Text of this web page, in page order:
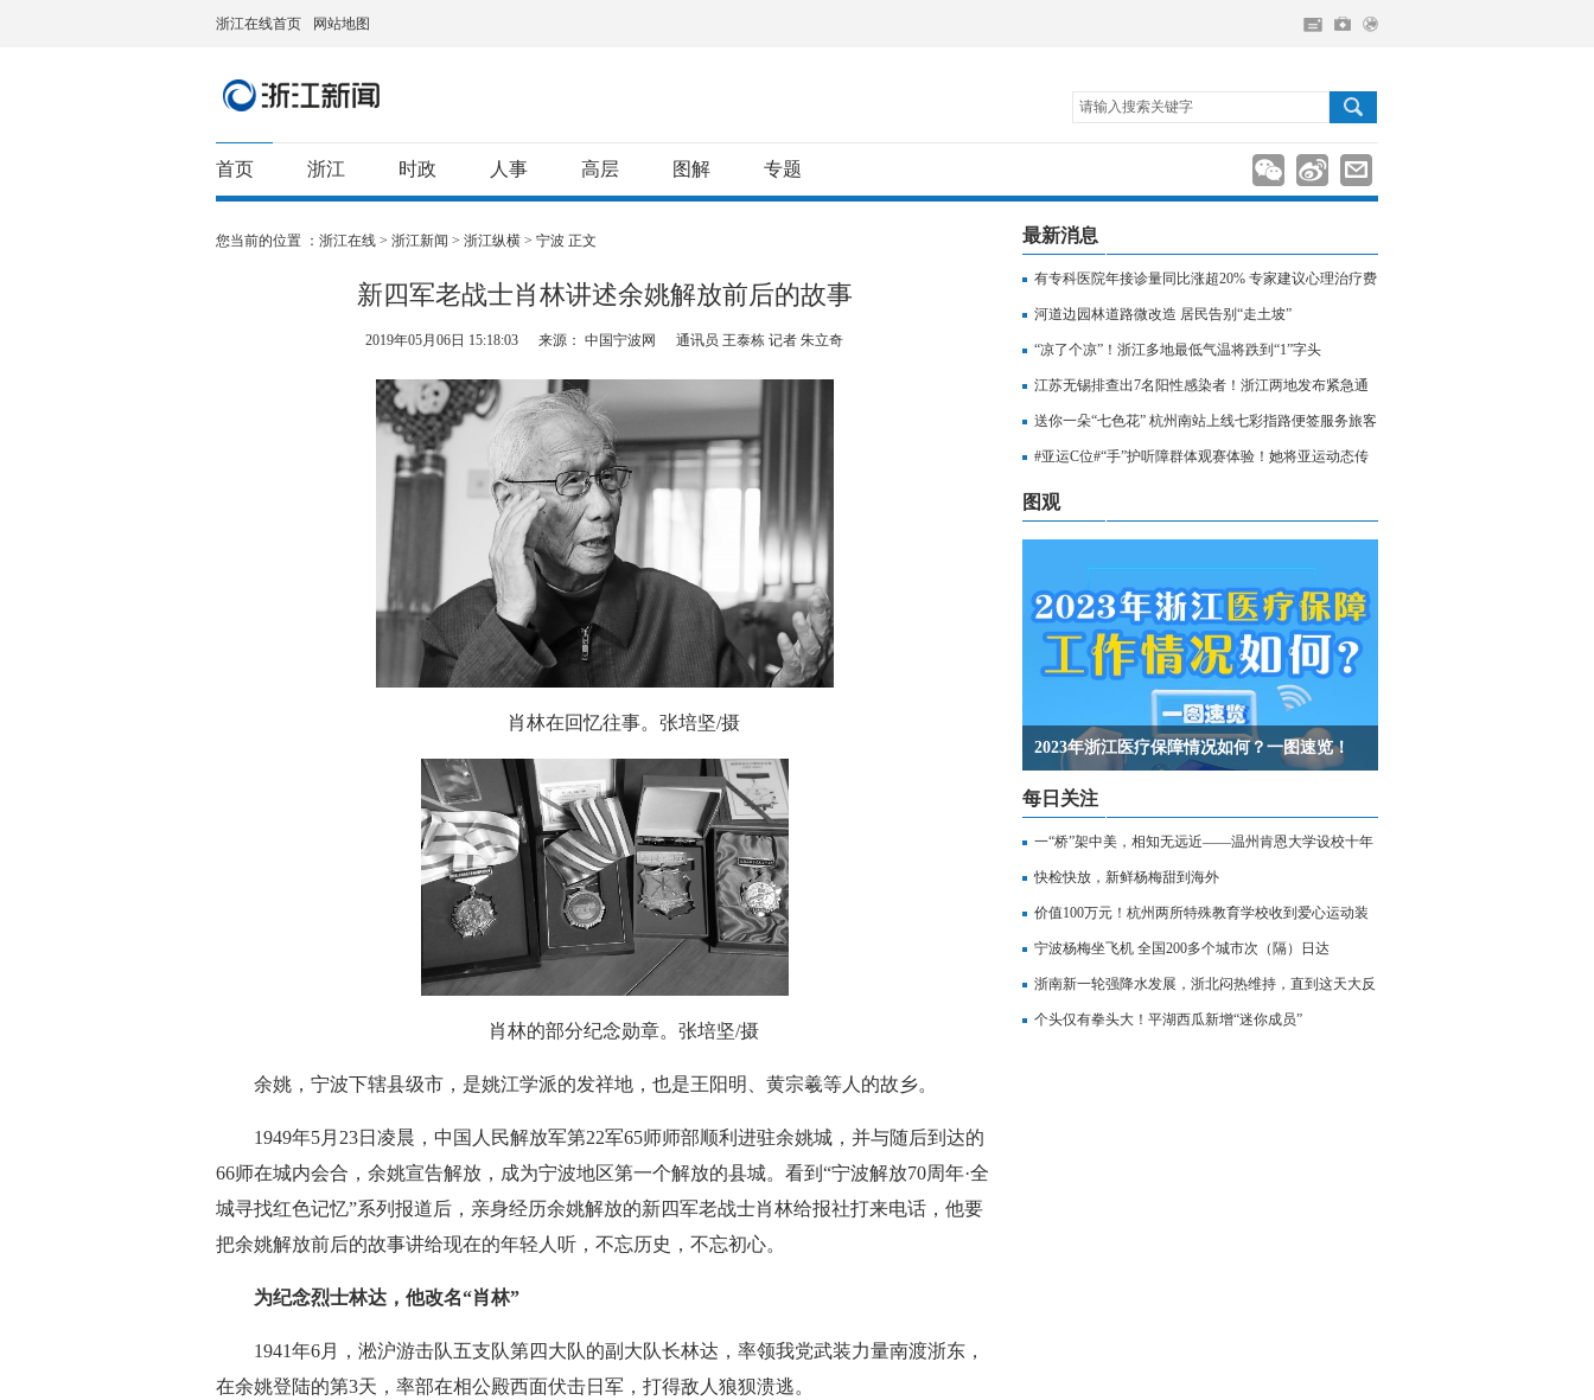
浙江在线首页 网站地图
请输入搜索关键字
首页 浙江 时政 人事 高层 图解 专题
您当前的位置 ： 浙江在线 > 浙江新闻 > 浙江纵横 > 宁波 正文
新四军老战士肖林讲述余姚解放前后的故事
2019年05月06日 15:18:03 来源： 中国宁波网 通讯员 王泰栋 记者 朱立奇
肖林在回忆往事。张培坚/摄
肖林的部分纪念勋章。张培坚/摄
余姚，宁波下辖县级市，是姚江学派的发祥地，也是王阳明、黄宗羲等人的故乡。
1949年5月23日凌晨，中国人民解放军第22军65师师部顺利进驻余姚城，并与随后到达的
66师在城内会合，余姚宣告解放，成为宁波地区第一个解放的县城。看到“宁波解放70周年·全
城寻找红色记忆”系列报道后，亲身经历余姚解放的新四军老战士肖林给报社打来电话，他要
把余姚解放前后的故事讲给现在的年轻人听，不忘历史，不忘初心。
为纪念烈士林达，他改名“肖林”
1941年6月，淞沪游击队五支队第四大队的副大队长林达，率领我党武装力量南渡浙东，
在余姚登陆的第3天，率部在相公殿西面伏击日军，打得敌人狼狈溃逃。
最新消息
有专科医院年接诊量同比涨超20% 专家建议心理治疗费
用纳入医保
河道边园林道路微改造 居民告别“走土坡”
“凉了个凉”！浙江多地最低气温将跌到“1”字头
江苏无锡排查出7名阳性感染者！浙江两地发布紧急通
知，相关人员请立即报备
送你一朵“七色花” 杭州南站上线七彩指路便签服务旅客
出行
#亚运C位#“手”护听障群体观赛体验！她将亚运动态传
至无声世界
图观
2023年浙江医疗保障情况如何？一图速览！
每日关注
一“桥”架中美，相知无远近——温州肯恩大学设校十年
记
快检快放，新鲜杨梅甜到海外
价值100万元！杭州两所特殊教育学校收到爱心运动装
备
宁波杨梅坐飞机 全国200多个城市次（隔）日达
浙南新一轮强降水发展，浙北闷热维持，直到这天大反
转
个头仅有拳头大！平湖西瓜新增“迷你成员”